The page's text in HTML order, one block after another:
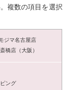
複数の項目を選択
ジマ名古屋店
橋店（大阪）
ング